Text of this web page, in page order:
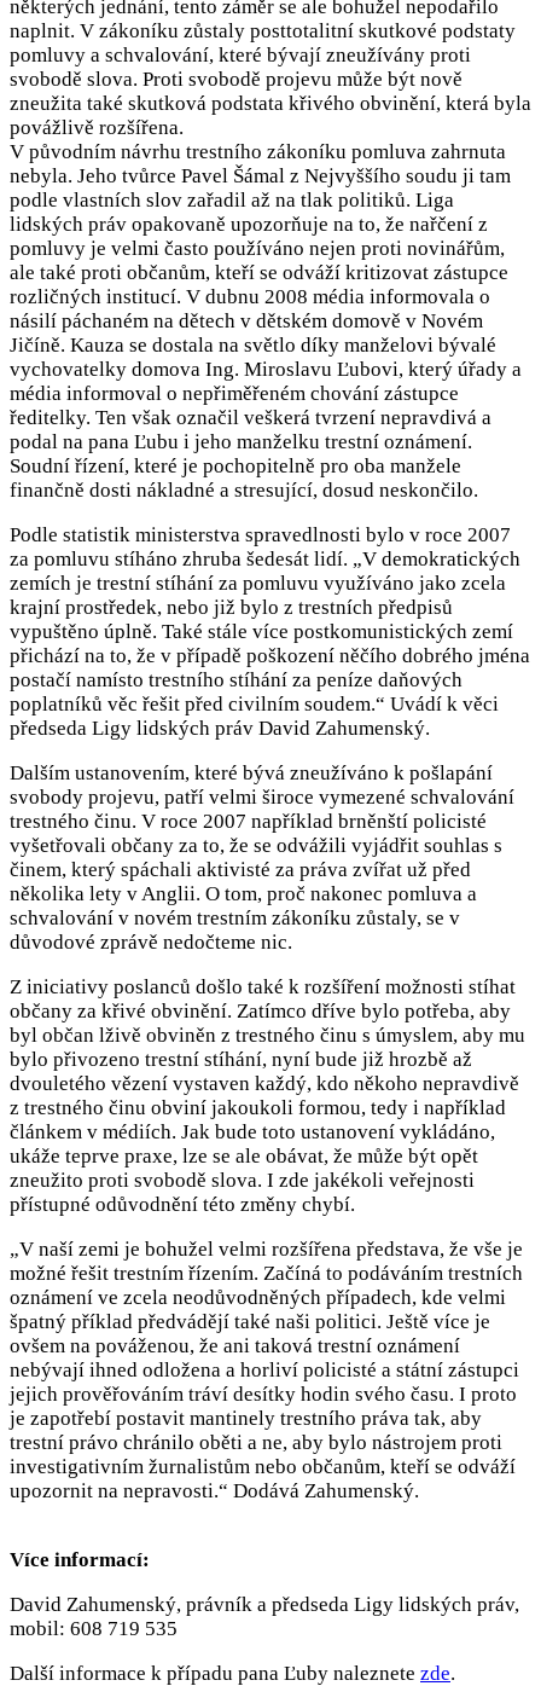
některých jednání, tento záměr se ale bohužel nepodařilo
naplnit. V zákoníku zůstaly posttotalitní skutkové podstaty
pomluvy a schvalování, které bývají zneužívány proti
svobodě slova. Proti svobodě projevu může být nově
zneužita také skutková podstata křivého obvinění, která byla
povážlivě rozšířena.
V původním návrhu trestního zákoníku pomluva zahrnuta
nebyla. Jeho tvůrce Pavel Šámal z Nejvyššího soudu ji tam
podle vlastních slov zařadil až na tlak politiků. Liga
lidských práv opakovaně upozorňuje na to, že nařčení z
pomluvy je velmi často používáno nejen proti novinářům,
ale také proti občanům, kteří se odváží kritizovat zástupce
rozličných institucí. V dubnu 2008 média informovala o
násilí páchaném na dětech v dětském domově v Novém
Jičíně. Kauza se dostala na světlo díky manželovi bývalé
vychovatelky domova Ing. Miroslavu Ľubovi, který úřady a
média informoval o nepřiměřeném chování zástupce
ředitelky. Ten však označil veškerá tvrzení nepravdivá a
podal na pana Ľubu i jeho manželku trestní oznámení.
Soudní řízení, které je pochopitelně pro oba manžele
finančně dosti nákladné a stresující, dosud neskončilo.
Podle statistik ministerstva spravedlnosti bylo v roce 2007
za pomluvu stíháno zhruba šedesát lidí. „V demokratických
zemích je trestní stíhání za pomluvu využíváno jako zcela
krajní prostředek, nebo již bylo z trestních předpisů
vypuštěno úplně. Také stále více postkomunistických zemí
přichází na to, že v případě poškození něčího dobrého jména
postačí namísto trestního stíhání za peníze daňových
poplatníků věc řešit před civilním soudem.“ Uvádí k věci
předseda Ligy lidských práv David Zahumenský.
Dalším ustanovením, které bývá zneužíváno k pošlapání
svobody projevu, patří velmi široce vymezené schvalování
trestného činu. V roce 2007 například brněnští policisté
vyšetřovali občany za to, že se odvážili vyjádřit souhlas s
činem, který spáchali aktivisté za práva zvířat už před
několika lety v Anglii. O tom, proč nakonec pomluva a
schvalování v novém trestním zákoníku zůstaly, se v
důvodové zprávě nedočteme nic.
Z iniciativy poslanců došlo také k rozšíření možnosti stíhat
občany za křivé obvinění. Zatímco dříve bylo potřeba, aby
byl občan lživě obviněn z trestného činu s úmyslem, aby mu
bylo přivozeno trestní stíhání, nyní bude již hrozbě až
dvouletého vězení vystaven každý, kdo někoho nepravdivě
z trestného činu obviní jakoukoli formou, tedy i například
článkem v médiích. Jak bude toto ustanovení vykládáno,
ukáže teprve praxe, lze se ale obávat, že může být opět
zneužito proti svobodě slova. I zde jakékoli veřejnosti
přístupné odůvodnění této změny chybí.
„V naší zemi je bohužel velmi rozšířena představa, že vše je
možné řešit trestním řízením. Začíná to podáváním trestních
oznámení ve zcela neodůvodněných případech, kde velmi
špatný příklad předvádějí také naši politici. Ještě více je
ovšem na pováženou, že ani taková trestní oznámení
nebývají ihned odložena a horliví policisté a státní zástupci
jejich prověřováním tráví desítky hodin svého času. I proto
je zapotřebí postavit mantinely trestního práva tak, aby
trestní právo chránilo oběti a ne, aby bylo nástrojem proti
investigativním žurnalistům nebo občanům, kteří se odváží
upozornit na nepravosti.“ Dodává Zahumenský.
Více informací:
David Zahumenský, právník a předseda Ligy lidských práv,
mobil: 608 719 535
Další informace k případu pana Ľuby naleznete zde.